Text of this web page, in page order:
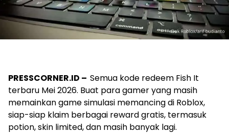
PRESSCORNER.ID – Semua kode redeem Fish It
terbaru Mei 2026. Buat para gamer yang masih
memainkan game simulasi memancing di Roblox,
siap-siap klaim berbagai reward gratis, termasuk
potion, skin limited, dan masih banyak lagi.